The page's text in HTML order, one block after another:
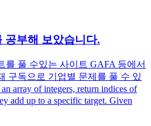
공부해 보았습니다.
를 풀 수있는 사이트 GAFA 등에서
구독으로 기업별 문제를 풀 수 있
array of integers, return indices of
add up to a specific target. Given